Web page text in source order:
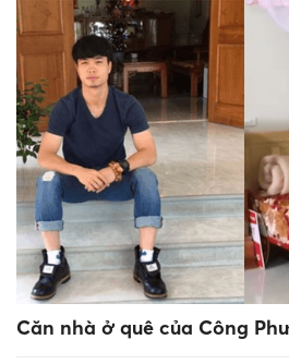
Căn nhà ở quê của Công